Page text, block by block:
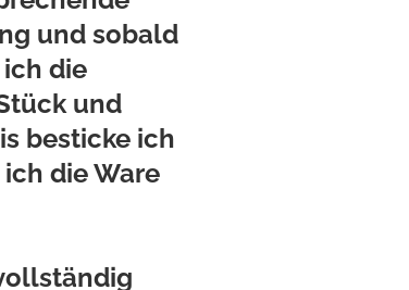
und sobald
die
und
besticke ich
die Ware